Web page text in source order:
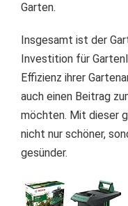
Garten.
Insgesamt ist der
Investition für
Effizienz ihrer
auch einen Beitrag
möchten. Mit dieser
nicht nur schöner,
gesünder.